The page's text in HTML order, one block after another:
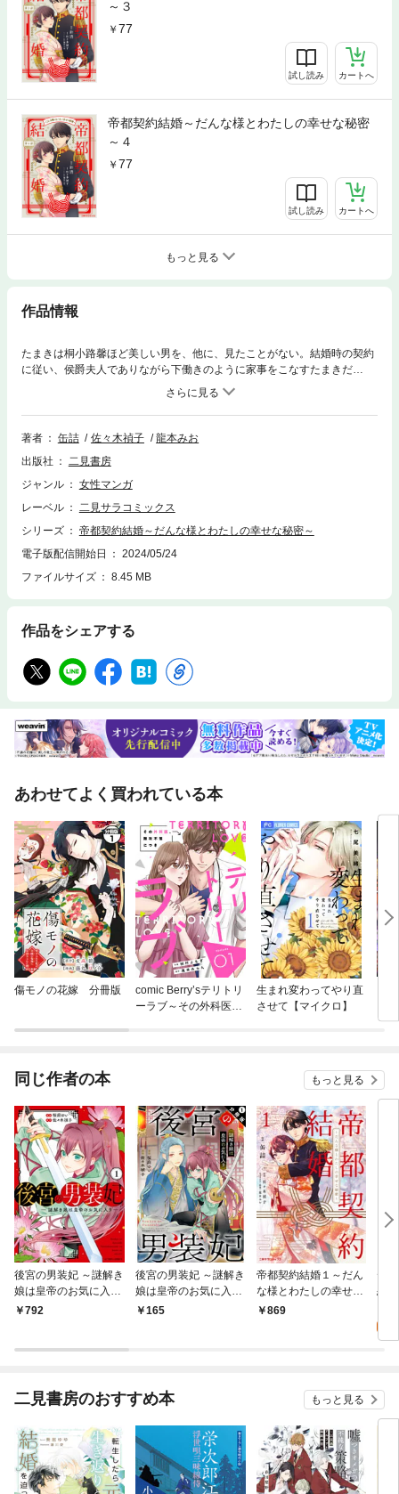
～３
77
試し読み カートへ
帝都契約結婚～だんな様とわたしの幸せな秘密
～４
77
試し読み カートへ
もっと見る
作品情報
たまきは桐小路馨ほど美しい男を、他に、見たことがない。結婚時の契約
に従い、侯爵夫人でありながら下働きのように家事をこなすたまきだ
が…。「異能」のための結婚が紡いだひそやかな幸せの物語。わたしの人
生は幸せで満たされています――。たまきは美貌の侯爵、桐小路馨に十八
歳で嫁いだ。結婚時の契約に従い、侯爵夫人でありながら家事全般をこな
し、コマネズミのように働く日々。さらには、人の未来を「継ぐ」ことの
の力で手助けすることが求められる。しかしそれは、馨がずっと誰にも言
えずに抱えてきた秘密に触れることだった…。
著者 缶詰 佐々木禎子
龍本みお
出版社
二見書房
ジャンル
女性マンガ
レーベル
二見サラコミックス
シリーズ
帝都契約結婚～だんな様とわたしの幸せな秘密～
電子版配信開始日
2024/05/24
ファイルサイズ
8.45 MB
作品をシェアする
あわせてよく買われている本
傷モノの花嫁 分冊版
comic Berry’sテリトリ
ーラブ～その外科医、
生まれ変わってやり直
させて【マイクロ】
古
同じ作者の本 もっと見る
後宮の男装妃 ～謎解き
娘は皇帝のお気に入り
～ 1792
後宮の男装妃 ～謎解き
娘は皇帝のお気に入り
～ 分冊版 1
165
帝都契約結婚１～だん
な様とわたしの幸せな
秘密～【紙書籍単行本
869
デ
恋
二見書房のおすすめ本 もっと見る